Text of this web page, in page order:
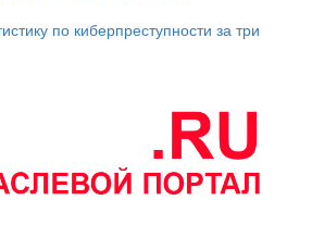
по киберпреступности за три